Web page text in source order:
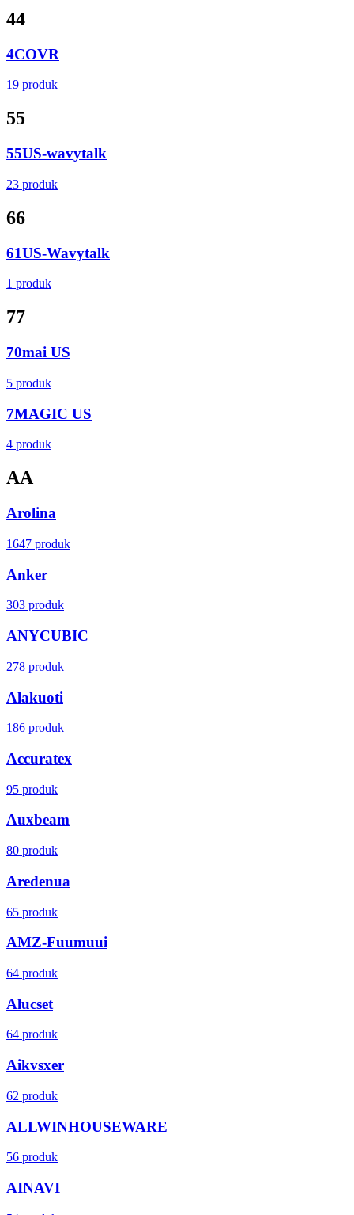
44
4COVR
19 produk
55
55US-wavytalk
23 produk
66
61US-Wavytalk
1 produk
77
70mai US
5 produk
7MAGIC US
4 produk
AA
Arolina
1647 produk
Anker
303 produk
ANYCUBIC
278 produk
Alakuoti
186 produk
Accuratex
95 produk
Auxbeam
80 produk
Aredenua
65 produk
AMZ-Fuumuui
64 produk
Alucset
64 produk
Aikvsxer
62 produk
ALLWINHOUSEWARE
56 produk
AINAVI